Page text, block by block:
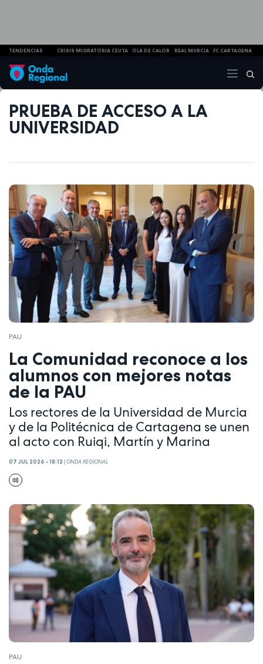
TENDENCIAS CRISIS MIGRATORIA CEUTA OLA DE CALOR REAL MURCIA FC CARTAGENA
PRUEBA DE ACCESO A LA
UNIVERSIDAD
PAU
La Comunidad reconoce a los
alumnos con mejores notas
de la PAU
Los rectores de la Universidad de Murcia
y de la Politécnica de Cartagena se unen
al acto con Ruiqi, Martín y Marina
07 JUL 2026 - 18:12 |ONDA REGIONAL
PAU